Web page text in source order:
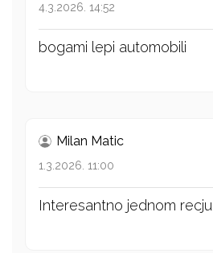
4.3.2026. 14:52
bogami lepi automobili
Milan Matic
1.3.2026. 11:00
Interesantno jednom recju